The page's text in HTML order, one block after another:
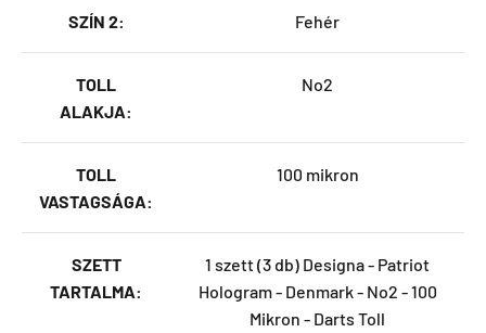
SZÍN 2: Fehér
TOLL
ALAKJA:
No2
TOLL
VASTAGSÁGA:
100 mikron
SZETT
TARTALMA:
1 szett (3 db) Designa - Patriot
Hologram - Denmark - No2 - 100
Mikron - Darts Toll